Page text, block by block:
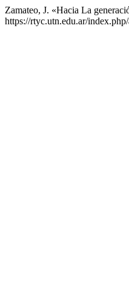
Zamateo, J. «Hacia La
https://rtyc.utn.edu.ar/